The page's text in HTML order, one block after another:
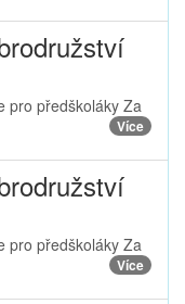
pro předškoláky Za
Více
pro předškoláky Za
Více